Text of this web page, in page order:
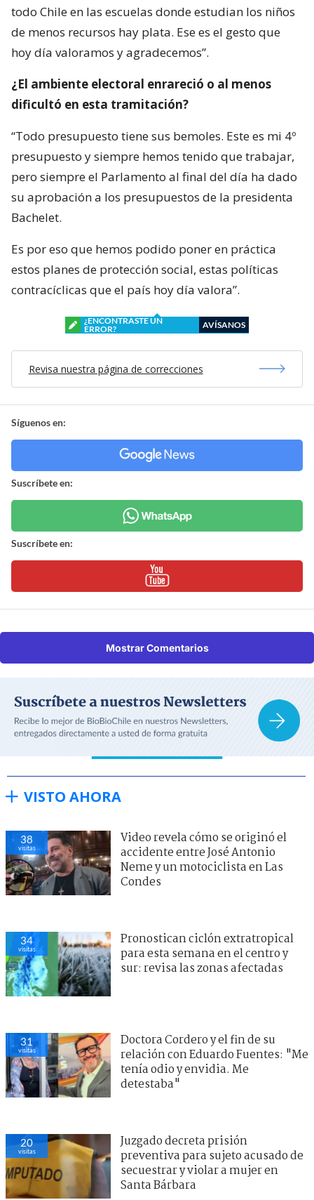
todo Chile en las escuelas donde estudian los niños
de menos recursos hay plata. Ese es el gesto que
hoy día valoramos y agradecemos”.
¿El ambiente electoral enrareció o al menos
dificultó en esta tramitación?
“Todo presupuesto tiene sus bemoles. Este es mi 4º
presupuesto y siempre hemos tenido que trabajar,
pero siempre el Parlamento al final del día ha dado
su aprobación a los presupuestos de la presidenta
Bachelet.
Es por eso que hemos podido poner en práctica
estos planes de protección social, estas políticas
contracíclicas que el país hoy día valora”.
¿ENCONTRASTE UN
ERROR?
AVÍSANOS
Revisa nuestra página de correcciones
Síguenos en:
Suscríbete en:
Suscríbete en:
Mostrar Comentarios
VISTO AHORA
38
visitas
Video revela cómo se originó el
accidente entre José Antonio
Neme y un motociclista en Las
Condes
34
visitas
Pronostican ciclón extratropical
para esta semana en el centro y
sur: revisa las zonas afectadas
31
visitas
Doctora Cordero y el fin de su
relación con Eduardo Fuentes: "Me
tenía odio y envidia. Me
detestaba"
20
visitas
Juzgado decreta prisión
preventiva para sujeto acusado de
secuestrar y violar a mujer en
Santa Bárbara